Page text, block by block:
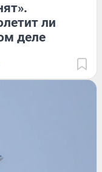
ли
деле